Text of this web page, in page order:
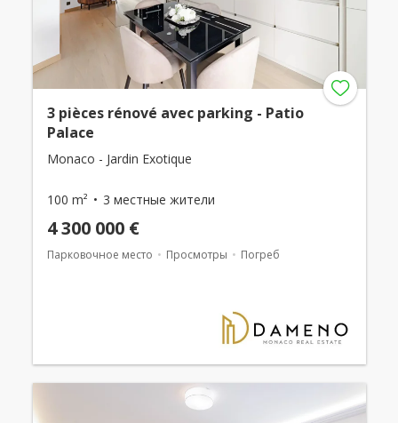
3 pièces rénové avec parking - Patio
Palace
Monaco - Jardin Exotique
100 m² 3 местные жители
4 300 000 €
Парковочное место Просмотры Погреб